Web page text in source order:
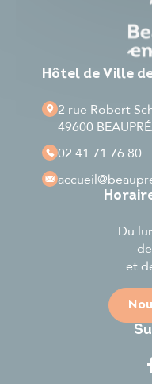
Hôtel de Ville
2 rue Robert
49600
02 41 71 76 80
accueil
Du
et